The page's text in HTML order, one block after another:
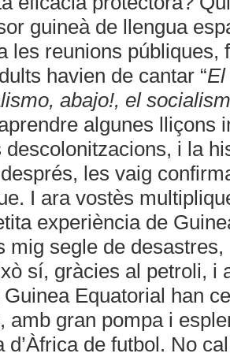
guineà de llengua
les reunions públiques,
havien de cantar “El
abajo!, el
algunes lliçons
descolonitzacions, i la
les vaig
I ara vostès
experiència de
mig segle de desastres,
sí, gràcies al petroli, i
Equatorial han
amb gran pompa i
d’Àfrica de futbol. No